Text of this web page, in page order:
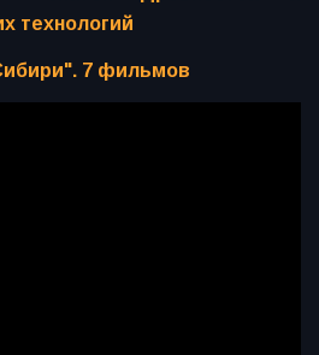
технологий
7 фильмов